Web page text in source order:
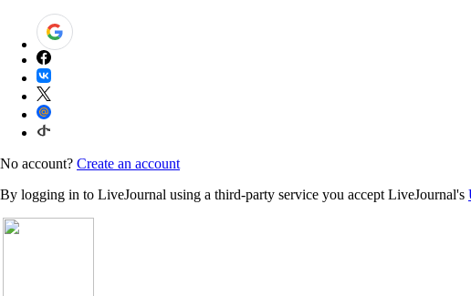
No account? Create an account
By logging in to LiveJournal using a third-party service you accept LiveJournal's